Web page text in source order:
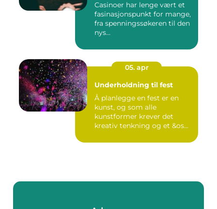
Casinoer har lenge vært et
fasinasjonspunkt for mange,
fra spenningssøkeren til den
nys...
05. apr
Underholdning til fest
Å planlegge en fest er en
kunst, og som alle
kunstformer krever det
kreativ tenkning og et &os...